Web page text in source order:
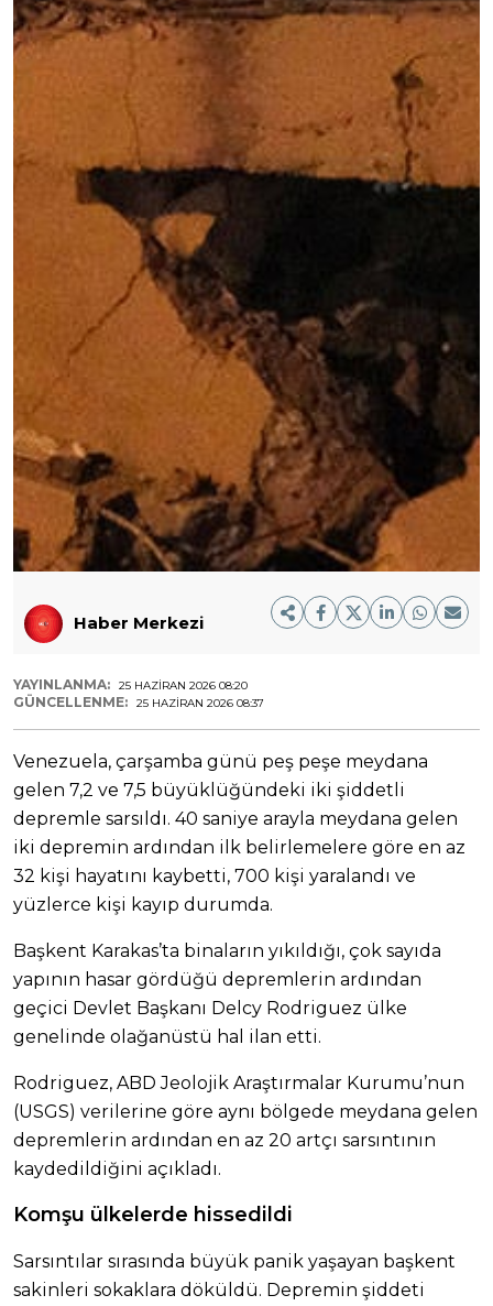
Haber Merkezi
YAYINLANMA: 25 HAZIRAN 2026 08:20
GÜNCELLENME: 25 HAZIRAN 2026 08:37
Venezuela, çarşamba günü peş peşe meydana
gelen 7,2 ve 7,5 büyüklüğündeki iki şiddetli
depremle sarsıldı. 40 saniye arayla meydana gelen
iki depremin ardından ilk belirlemelere göre en az
32 kişi hayatını kaybetti, 700 kişi yaralandı ve
yüzlerce kişi kayıp durumda.
Başkent Karakas’ta binaların yıkıldığı, çok sayıda
yapının hasar gördüğü depremlerin ardından
geçici Devlet Başkanı Delcy Rodriguez ülke
genelinde olağanüstü hal ilan etti.
Rodriguez, ABD Jeolojik Araştırmalar Kurumu’nun
(USGS) verilerine göre aynı bölgede meydana gelen
depremlerin ardından en az 20 artçı sarsıntının
kaydedildiğini açıkladı.
Komşu ülkelerde hissedildi
Sarsıntılar sırasında büyük panik yaşayan başkent
sakinleri sokaklara döküldü. Depremin şiddeti